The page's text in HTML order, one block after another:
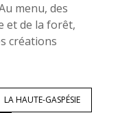
menu, des
et de la forêt,
créations
LA HAUTE-GASPÉSIE